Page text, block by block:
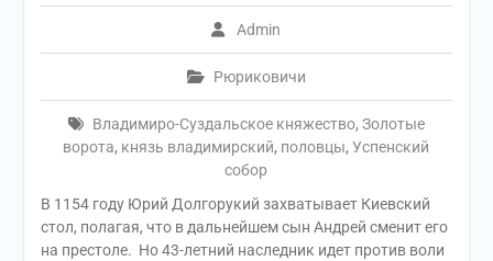
Admin
Рюриковичи
Владимиро-Суздальское княжество, Золотые
ворота, князь владимирский, половцы,Успенский
собор
В 1154 году Юрий Долгорукий захватывает Киевский
стол, полагая, что в дальнейшем сын Андрей сменит его
на престоле. Но 43-летний наследник идет против воли